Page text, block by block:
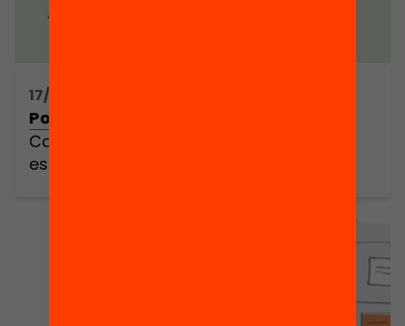
17/07/2019 07:00h - 12:00h
Posem l’educació a l’hora!
Com fer possibles uns altres horaris
escolars?